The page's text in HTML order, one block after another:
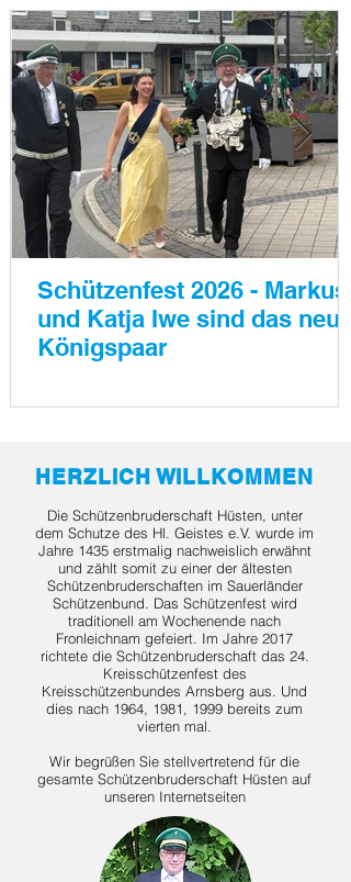
Schützenfest 2026 - Markus
und Katja Iwe sind das neue
Königspaar
HERZLICH WILLKOMMEN
Die Schützenbruderschaft Hüsten, unter
dem Schutze des Hl. Geistes e.V. wurde im
Jahre 1435 erstmalig nachweislich erwähnt
und zählt somit zu einer der ältesten
Schützenbruderschaften im Sauerländer
Schützenbund. Das Schützenfest wird
traditionell am Wochenende nach
Fronleichnam gefeiert. Im Jahre 2017
richtete die Schützenbruderschaft das 24.
Kreisschützenfest des
Kreisschützenbundes Arnsberg aus. Und
dies nach 1964, 1981, 1999 bereits zum
vierten mal.
Wir begrüßen Sie stellvertretend für die
gesamte Schützenbruderschaft Hüsten auf
unseren Internetseiten